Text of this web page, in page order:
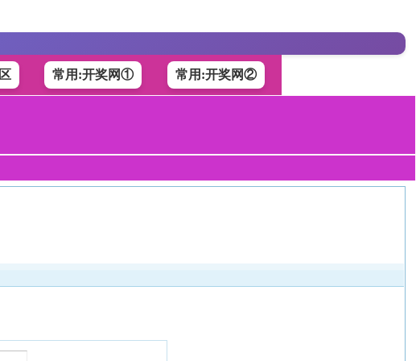
常用:开奖网① 常用:开奖网②